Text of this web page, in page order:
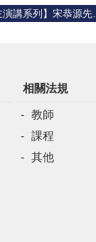
相關法規
教師
課程
其他